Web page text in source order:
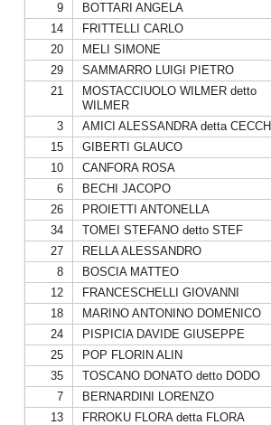
9
BOTTARI ANGELA
14
FRITTELLI CARLO
20
MELI SIMONE
29
SAMMARRO LUIGI PIETRO
21
MOSTACCIUOLO WILMER detto
WILMER
3 AMICI ALESSANDRA detta CECCHI
15
GIBERTI GLAUCO
10
CANFORA ROSA
6
BECHI JACOPO
26
PROIETTI ANTONELLA
34
TOMEI STEFANO detto STEF
27
RELLA ALESSANDRO
8
BOSCIA MATTEO
12
FRANCESCHELLI GIOVANNI
18
MARINO ANTONINO DOMENICO
24
PISPICIA DAVIDE GIUSEPPE
25
POP FLORIN ALIN
35
TOSCANO DONATO detto DODO
7
BERNARDINI LORENZO
13
FRROKU FLORA detta FLORA